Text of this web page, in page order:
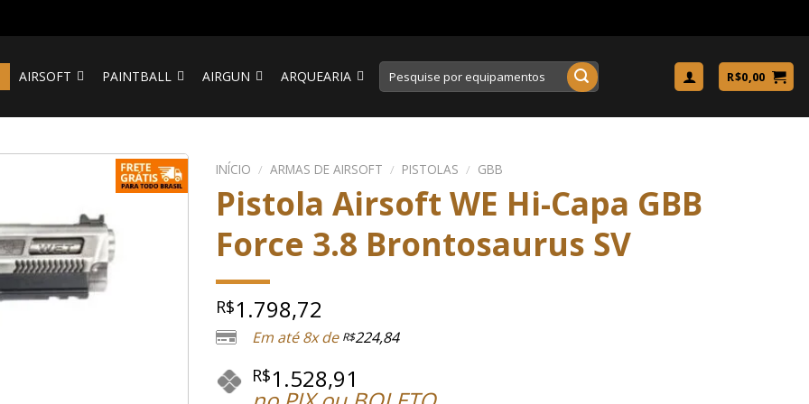
AIRSOFT PAINTBALL AIRGUN ARQUEARIA
Pesquisar
por:
R$0,00
INÍCIO / ARMAS DE AIRSOFT / PISTOLAS / GBB
Pistola Airsoft WE Hi-Capa GBB
Force 3.8 Brontosaurus SV
R$1.798,72
Em até 8x de R$224,84
R$1.528,91